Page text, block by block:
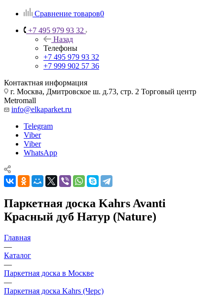
Сравнение товаров0
+7 495 979 93 32
Назад
Телефоны
+7 495 979 93 32
+7 999 902 57 36
Контактная информация
г. Москва, Дмитровское ш. д.73, стр. 2 Торговый центр
Metromall
info@elkaparket.ru
Telegram
Viber
Viber
WhatsApp
Паркетная доска Kahrs Avanti
Красный дуб Натур (Nature)
Главная
—
Каталог
—
Паркетная доска в Москве
—
Паркетная доска Kahrs (Черс)